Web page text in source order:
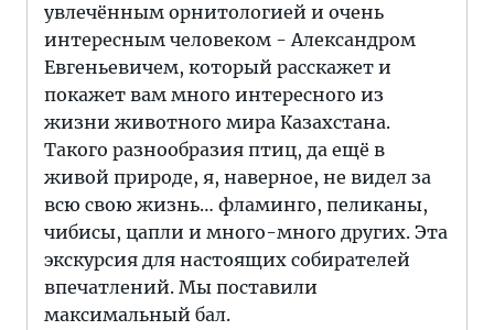
увлечённым орнитологией и очень
интересным человеком - Александром
Евгеньевичем, который расскажет и
покажет вам много интересного из
жизни животного мира Казахстана.
Такого разнообразия птиц, да ещё в
живой природе, я, наверное, не видел за
всю свою жизнь… фламинго, пеликаны,
чибисы, цапли и много-много других. Эта
экскурсия для настоящих собирателей
впечатлений. Мы поставили
максимальный бал.